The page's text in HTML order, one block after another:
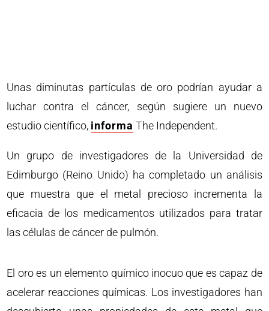
Unas diminutas partículas de oro podrían ayudar a
luchar contra el cáncer, según sugiere un nuevo
estudio científico, informa The Independent.
Un grupo de investigadores de la Universidad de
Edimburgo (Reino Unido) ha completado un análisis
que muestra que el metal precioso incrementa la
eficacia de los medicamentos utilizados para tratar
las células de cáncer de pulmón.
El oro es un elemento químico inocuo que es capaz de
acelerar reacciones químicas. Los investigadores han